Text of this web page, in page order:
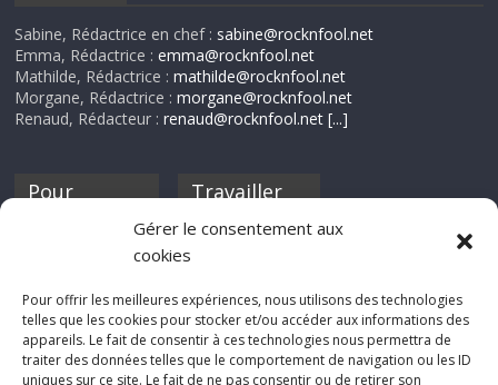
Gérer le consentement aux
cookies
Pour offrir les meilleures expériences, nous utilisons des technologies
telles que les cookies pour stocker et/ou accéder aux informations des
appareils. Le fait de consentir à ces technologies nous permettra de
traiter des données telles que le comportement de navigation ou les ID
uniques sur ce site. Le fait de ne pas consentir ou de retirer son
Sabine, Rédactrice en chef : sabine@rocknfool.net
Emma, Rédactrice :emma@rocknfool.net
Mathilde, Rédactrice :mathilde@rocknfool.net
Morgane, Rédactrice :morgane@rocknfool.net
Renaud, Rédacteur :renaud@rocknfool.net [...]
Pour
discothèque
Travailler
Si tu souhaites
Rocknfool, n'hésite
pas à nous envoyer
tes chroniques de
concerts, de films,